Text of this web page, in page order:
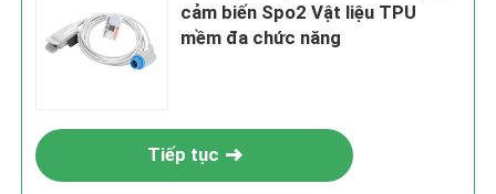
cảm biến Spo2 Vật liệu TPU
mềm đa chức năng
Tiếp tục